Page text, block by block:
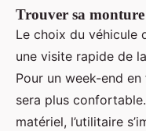
Trouver sa
Le choix du véhicule
une visite rapide de
Pour un week-end
sera plus
matériel, l’utilitaire